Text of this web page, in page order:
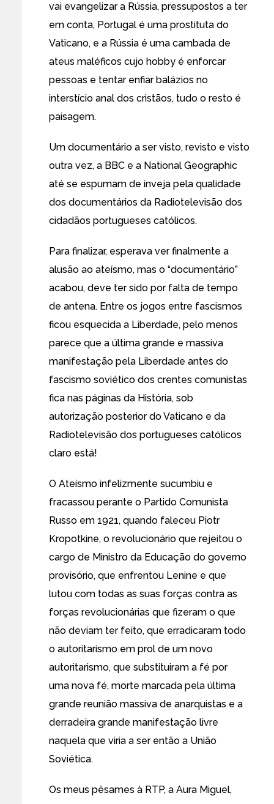
vai evangelizar a Rússia, pressupostos a ter
em conta, Portugal é uma prostituta do
Vaticano, e a Rússia é uma cambada de
ateus maléficos cujo hobby é enforcar
pessoas e tentar enfiar balázios no
interstício anal dos cristãos, tudo o resto é
paisagem.
Um documentário a ser visto, revisto e visto
outra vez, a BBC e a National Geographic
até se espumam de inveja pela qualidade
dos documentários da Radiotelevisão dos
cidadãos portugueses católicos.
Para finalizar, esperava ver finalmente a
alusão ao ateísmo, mas o “documentário”
acabou, deve ter sido por falta de tempo
de antena. Entre os jogos entre fascismos
ficou esquecida a Liberdade, pelo menos
parece que a última grande e massiva
manifestação pela Liberdade antes do
fascismo soviético dos crentes comunistas
fica nas páginas da História, sob
autorização posterior do Vaticano e da
Radiotelevisão dos portugueses católicos
claro está!
O Ateísmo infelizmente sucumbiu e
fracassou perante o Partido Comunista
Russo em 1921, quando faleceu Piotr
Kropotkine, o revolucionário que rejeitou o
cargo de Ministro da Educação do governo
provisório, que enfrentou Lenine e que
lutou com todas as suas forças contra as
forças revolucionárias que fizeram o que
não deviam ter feito, que erradicaram todo
o autoritarismo em prol de um novo
autoritarismo, que substituiram a fé por
uma nova fé, morte marcada pela última
grande reunião massiva de anarquistas e a
derradeira grande manifestação livre
naquela que viria a ser então a União
Soviética.
Os meus pêsames à RTP, a Aura Miguel,